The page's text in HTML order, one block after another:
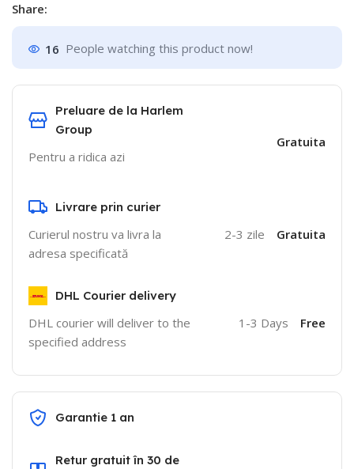
Share:
16 People watching this product now!
Preluare de la Harlem
Group
Pentru a ridica azi
Gratuita
Livrare prin curier
Curierul nostru va livra la
adresa specificată
2-3 zile Gratuita
DHL Courier delivery
DHL courier will deliver to the
specified address
1-3 Days Free
Garantie 1 an
Retur gratuit în 30 de